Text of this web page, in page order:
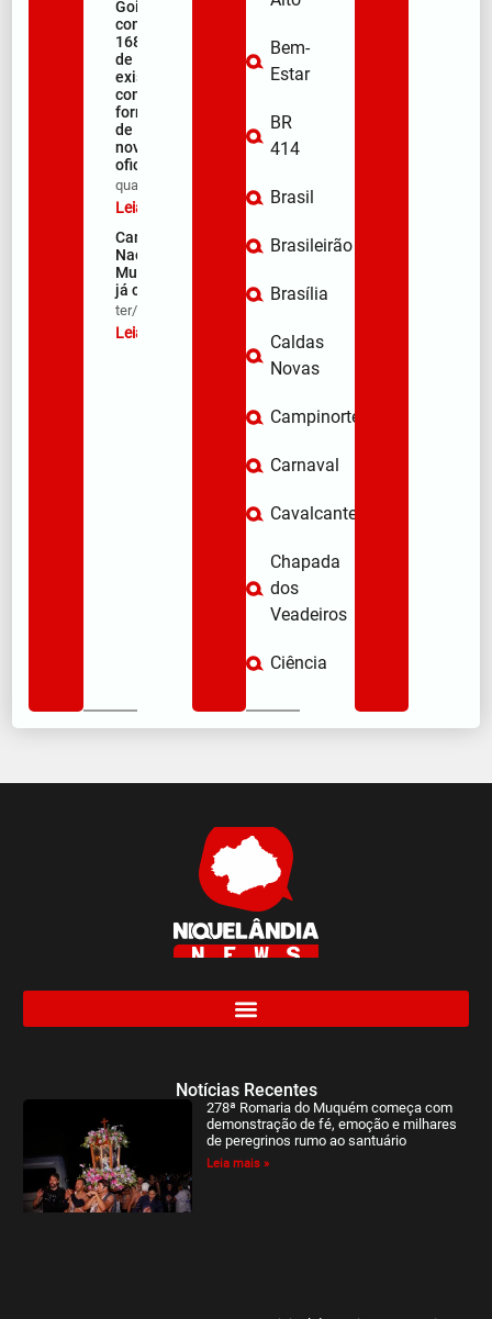
Goiás
comemora
168 anos
de
existência
com
formação
de 106
novos
oficiais
qua/08/2026
Leia mais »
Campanha
Nacional de
Multivacinação
já começou
ter/08/2026
Leia mais »
Bem-
Estar
BR
414
Brasil
Brasileirão
Brasília
Caldas
Novas
Campinorte
Carnaval
Cavalcante
Chapada
dos
Veadeiros
Ciência
Notícias Recentes
278ª Romaria do Muquém começa com
demonstração de fé, emoção e milhares
de peregrinos rumo ao santuário
Leia mais »